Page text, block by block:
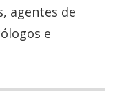
agentes de
e